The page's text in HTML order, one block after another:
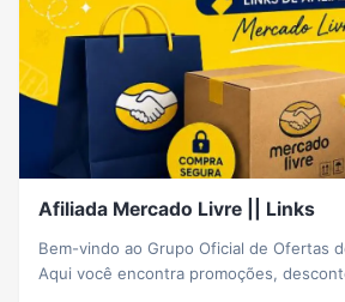
Afiliada Mercado Livre || Links
Bem-vindo ao Grupo Oficial de Ofertas
Aqui você encontra promoções,